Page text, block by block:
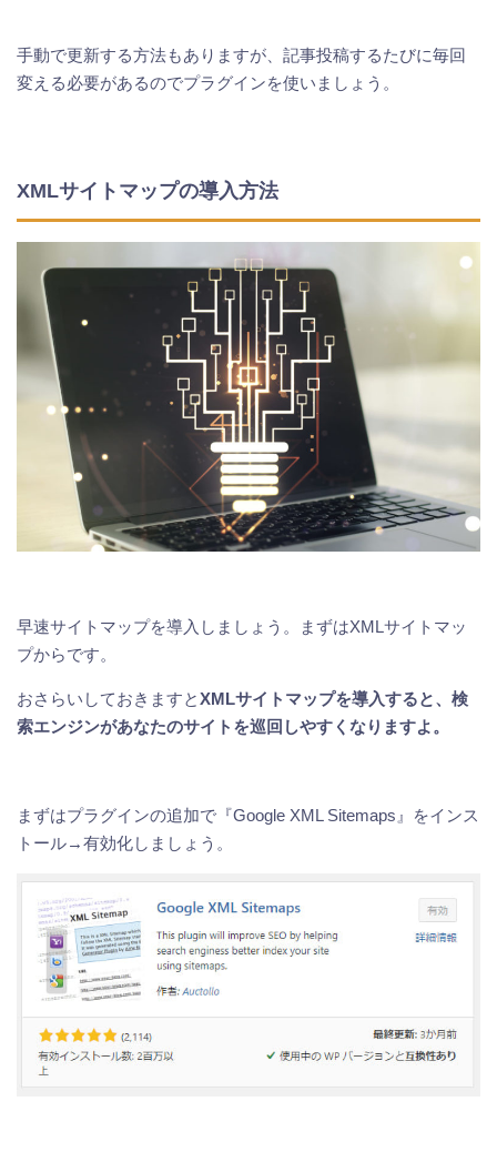
手動で更新する方法もありますが、記事投稿するたびに毎回
変える必要があるのでプラグインを使いましょう。
XMLサイトマップの導入方法
早速サイトマップを導入しましょう。まずはXMLサイトマッ
プからです。
おさらいしておきますとXMLサイトマップを導入すると、検
索エンジンがあなたのサイトを巡回しやすくなりますよ。
まずはプラグインの追加で『Google XML Sitemaps』をインス
トール→有効化しましょう。